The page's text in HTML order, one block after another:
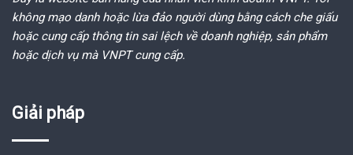
không mạo danh hoặc lừa đảo người dùng bằng cách che giấu
hoặc cung cấp thông tin sai lệch về doanh nghiệp, sản phẩm
hoặc dịch vụ mà VNPT cung cấp.
Giải pháp